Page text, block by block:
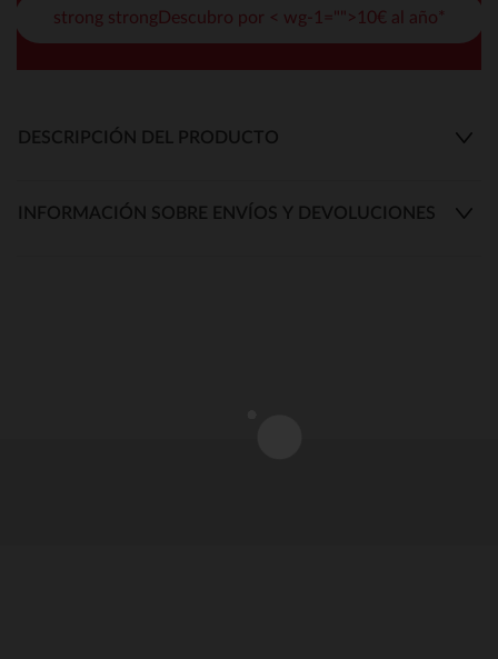
strong strongDescubro por < wg-1="">10€ al año*
DESCRIPCIÓN DEL PRODUCTO
INFORMACIÓN SOBRE ENVÍOS Y DEVOLUCIONES